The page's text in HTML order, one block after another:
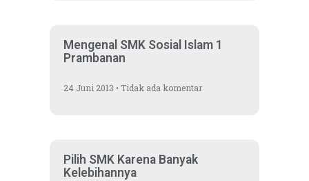
Mengenal SMK Sosial Islam 1
Prambanan
24 Juni 2013 Tidak ada komentar
Pilih SMK Karena Banyak
Kelebihannya